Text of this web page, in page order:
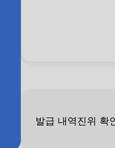
발급 내역 진위